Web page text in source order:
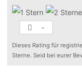
-
Dieses Rating für
Sterne. Seid bei eurer